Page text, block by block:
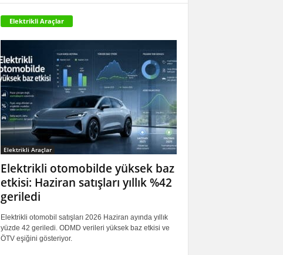
Elektrikli Araçlar
Elektrikli Araçlar
Elektrikli otomobilde yüksek baz
etkisi: Haziran satışları yıllık %42
geriledi
Elektrikli otomobil satışları 2026 Haziran ayında yıllık
yüzde 42 geriledi. ODMD verileri yüksek baz etkisi ve
ÖTV eşiğini gösteriyor.